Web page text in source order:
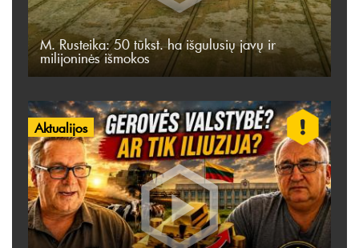
M. Rusteika: 50 tūkst. ha išgulusių javų ir
milijoninės išmokos
Aktualijos